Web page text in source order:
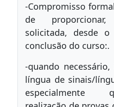
-Compromisso
de
solicitada, desde
conclusão do curso:.
-quando
língua de sinais/
especialmente